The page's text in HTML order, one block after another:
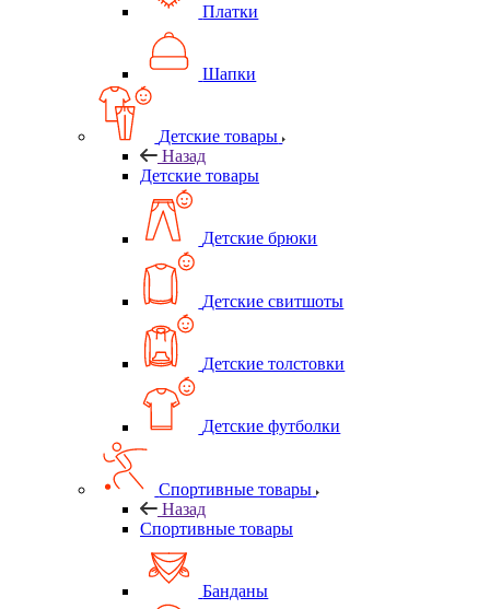
Платки
Шапки
Детские товары
Назад
Детские товары
Детские брюки
Детские свитшоты
Детские толстовки
Детские футболки
Спортивные товары
Назад
Спортивные товары
Банданы